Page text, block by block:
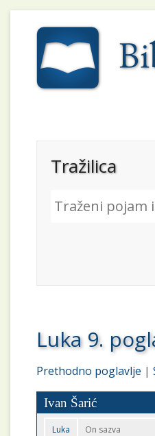
Tražilica
Luka 9.
Prethodno poglavlje |
Ivan Šarić
Luka
On sazva